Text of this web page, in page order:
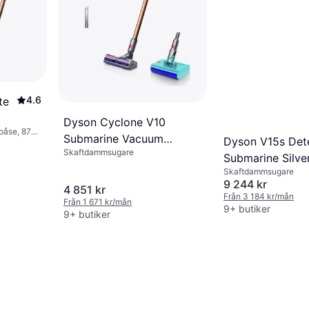
4.6
87
Dyson Cyclone V10
Submarine Vacuum
Cleaner
Skaftdammsugare
4 851 kr
Från 1 671 kr/mån
9+ butiker
Dyson V15s
Submarine
Skaftdammsugare
9 244 kr
Från 3 184 kr/mån
9+ butiker